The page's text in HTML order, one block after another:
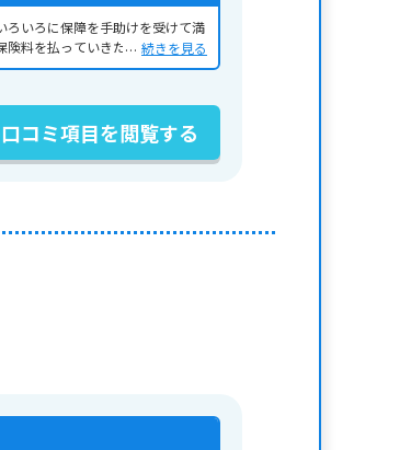
ろいろに保障を手助けを受けて満
険料を払っていきたいと思います
続きを見る
コミ項目を閲覧する